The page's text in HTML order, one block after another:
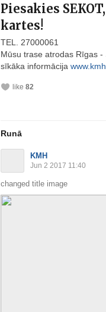
Piesakies
kartes!
TEL. 27000061
Mūsu trase atrodas Rīgas
sīkāka informācija
like 82
Runā
KMH
Jun 2 2017 11:40
changed title image